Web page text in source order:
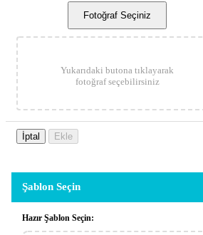
Fotoğraf Seçiniz
Yukarıdaki butona tıklayarak
fotoğraf seçebilirsiniz
İptal Ekle
Şablon Seçin
Hazır Şablon Seçin: